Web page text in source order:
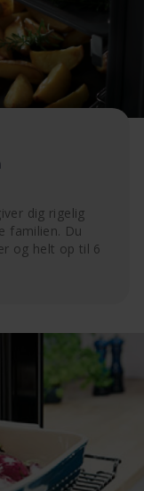
dig rigelig
familien. Du
og helt op til 6